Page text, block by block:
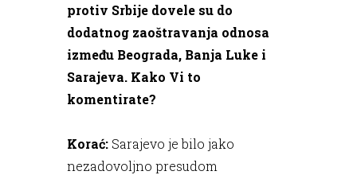
protiv Srbije dovele su do
dodatnog zaoštravanja odnosa
između Beograda, Banja Luke i
Sarajeva. Kako Vi to
komentirate?
Korać: Sarajevo je bilo jako
nezadovoljno presudom